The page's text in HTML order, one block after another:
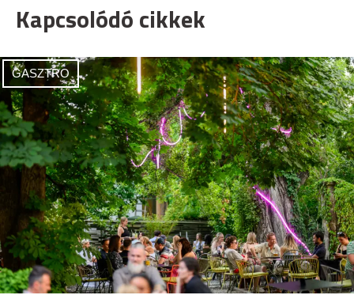
Kapcsolódó cikkek
GASZTRO